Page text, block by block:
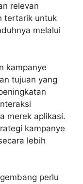
relevan
tertarik untuk
melalui
kampanye
tujuan yang
merek aplikasi.
kampanye
lebih
perlu